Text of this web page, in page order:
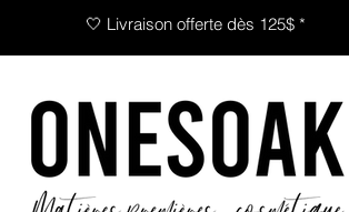
🤍 Livraison offerte dès 125$ *